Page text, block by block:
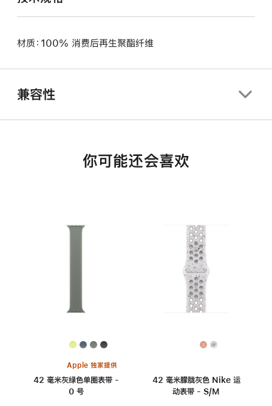
材质：100% 消费后再生聚酯纤维
兼容性
你可能还会喜欢
Apple 独家提供
42 毫米灰绿色单圈表带 -
0 号
42 毫米朦胧灰色 Nike 运
动表带 - S/M